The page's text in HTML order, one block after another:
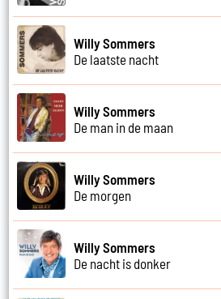
Willy Sommers
De laatste nacht
Willy Sommers
De man in de maan
Willy Sommers
De morgen
Willy Sommers
De nacht is donker